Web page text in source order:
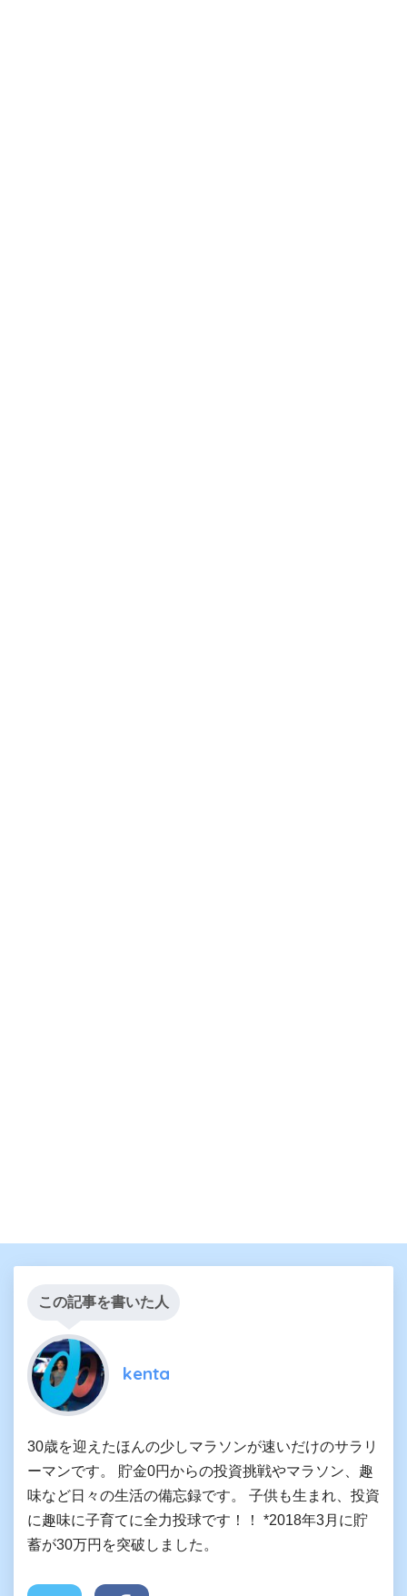
この記事を書いた人
kenta
30歳を迎えたほんの少しマラソンが速いだけのサラリ
ーマンです。 貯金0円からの投資挑戦やマラソン、趣
味など日々の生活の備忘録です。 子供も生まれ、投資
に趣味に子育てに全力投球です！！ *2018年3月に貯
蓄が30万円を突破しました。